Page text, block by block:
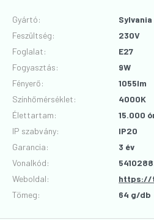
Gyártó:
Sylvania
Feszültség:
230V
Foglalat:
E27
Fogyasztás:
9W
Fényerő:
1055lm
Színhőmérséklet:
4000K
Élettartam:
15.000
IP szabvány:
IP20
Garancia:
3 év
Vonalkód:
Weboldal:
https://
Tömeg:
64 g/db